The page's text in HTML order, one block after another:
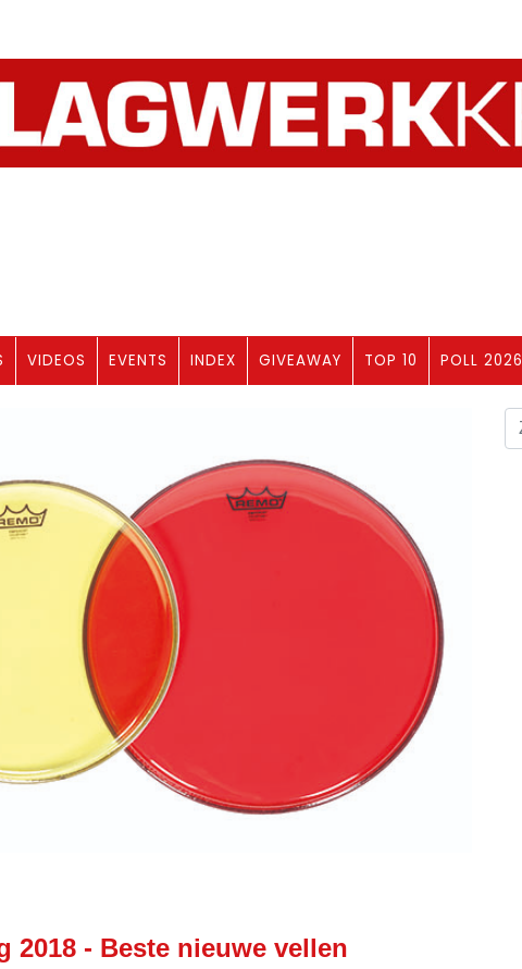
VIDEOS EVENTS INDEX GIVEAWAY TOP 10 POLL 2026
2018 - Beste nieuwe vellen